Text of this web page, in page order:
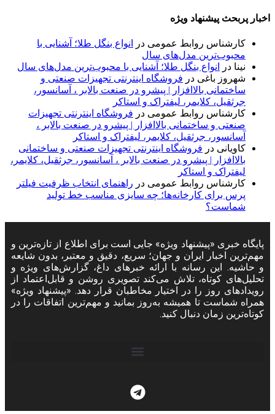
اخبار پربحث پیشنهاد ویژه
کارشناس روابط عمومی در
انواع بنگل طلا؛ آشنایی با
محبوب‌ترین مدل‌های سال
نینا در
انواع بنگل طلا؛ آشنایی با محبوب‌ترین مدل‌های سال
شهروز باغی در فروشگاه اینترنتی تجهیزات صنعتی و
ساختمانی بالاافزار | پیشرو در صنعت بالابر ، آسانسور،
جرثقیل، کلایمر، لیفتراک و استاکر
کارشناس روابط عمومی در فروشگاه اینترنتی تجهیزات
صنعتی و ساختمانی بالاافزار | پیشرو در صنعت بالابر ،
آسانسور، جرثقیل، کلایمر، لیفتراک و استاکر
کاویانی در فروشگاه اینترنتی تجهیزات صنعتی و ساختمانی
بالاافزار | پیشرو در صنعت بالابر ، آسانسور، جرثقیل، کلایمر،
لیفتراک و استاکر
کارشناس روابط عمومی در راهنمای انتخاب ظرفیت فیلتر
پرس برای کارخانه‌ها؛ چه سایزی مناسب خط تولید
شماست؟
پایگاه خبری «پیشنهاد ویژه» جایی است برای اطلاع از تازه‌ترین و
مهم‌ترین اخبار ایران و جهان؛ سریع، دقیق و معتبر، بدون شایعه
و حاشیه. این رسانه با ارائه خبرهای داغ، گزارش‌های ویژه و
تحلیل‌های کوتاه، تلاش می‌کند تصویری روشن و قابل‌اعتماد از
رویدادهای روز را در اختیار مخاطبان قرار دهد. «پیشنهاد ویژه»
همراه شماست تا همیشه به‌روز بمانید و مهم‌ترین اتفاقات را در
کوتاه‌ترین زمان دنبال کنید.